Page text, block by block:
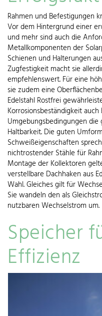
Rahmen und Befestigungen
Vor dem Hintergrund einer
und mehr sind auch die
Metallkomponenten der
Schienen und Halterungen
Zugfestigkeit macht sie
empfehlenswert. Für eine
sie zudem eine
Edelstahl Rostfrei
Korrosionsbeständigkeit
Umgebungsbedingungen
Haltbarkeit. Die guten
Schweißeigenschaften
nichtrostender Stähle für
Montage der Kollektoren
verstellbare Dachhaken aus
Wahl. Gleiches gilt für
Sie wandeln den als
nutzbaren Wechselstrom um.
Speicher
Effizienz